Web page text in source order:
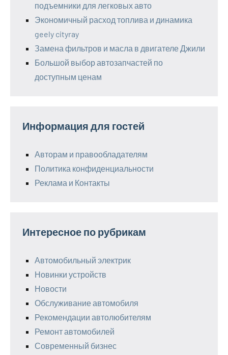
подъемники для легковых авто
Экономичный расход топлива и динамика
geely cityray
Замена фильтров и масла в двигателе Джили
Большой выбор автозапчастей по
доступным ценам
Информация для гостей
Авторам и правообладателям
Политика конфиденциальности
Реклама и Контакты
Интересное по рубрикам
Автомобильный электрик
Новинки устройств
Новости
Обслуживание автомобиля
Рекомендации автолюбителям
Ремонт автомобилей
Современный бизнес